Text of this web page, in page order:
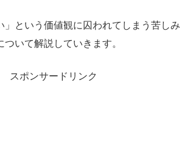
」という価値観に囚われてしまう苦しみ
いて解説していきます。
スポンサードリンク